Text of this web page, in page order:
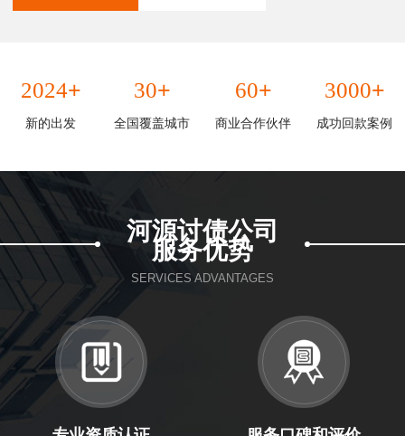
2024+
新的出发
30+
全国覆盖城市
60+
商业合作伙伴
3000+
成功回款案例
河源讨债公司
服务优势
SERVICES ADVANTAGES